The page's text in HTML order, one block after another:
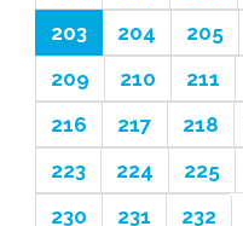
203
204 205
209
210 211
216
217 218
223
224 225
230
231 232